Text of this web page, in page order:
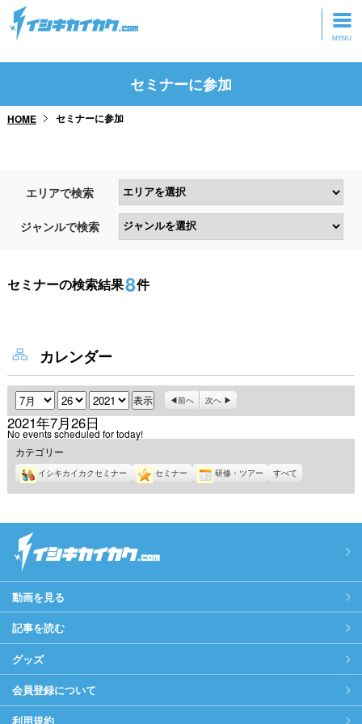
トップページ
研修・ツアーに参加
セミナーに参加
HOME セミナーに参加
エリアで検索
ジャンルで検索
セミナーの検索結果8件
カレンダー
月 日 年 前へ 次へ
2021年7月26日
No events scheduled for today!
カテゴリー
イシキカイカクセミナー セミナー 研修・ツアー すべて
動画を見る
記事を読む
グッズ
会員登録について